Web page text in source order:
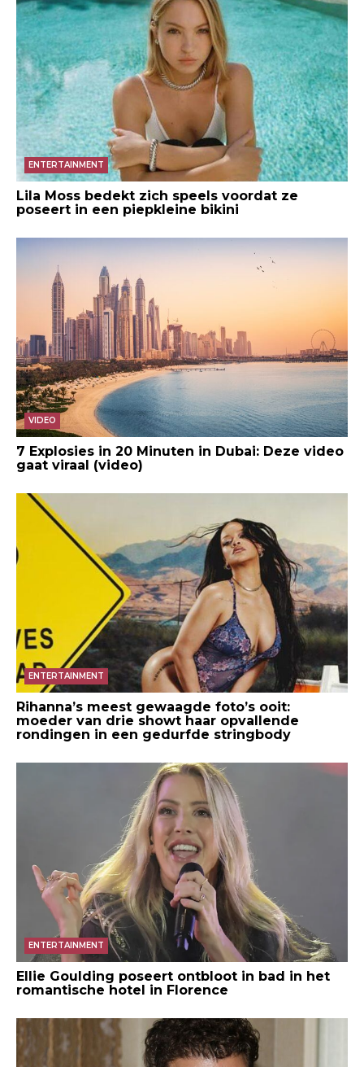
ENTERTAINMENT
Lila Moss bedekt zich speels voordat ze
poseert in een piepkleine bikini
VIDEO
7 Explosies in 20 Minuten in Dubai: Deze video
gaat viraal (video)
ENTERTAINMENT
Rihanna’s meest gewaagde foto’s ooit:
moeder van drie showt haar opvallende
rondingen in een gedurfde stringbody
ENTERTAINMENT
Ellie Goulding poseert ontbloot in bad in het
romantische hotel in Florence